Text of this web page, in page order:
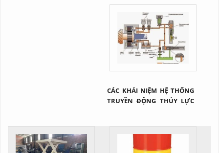
CÁC KHÁI NIỆM HỆ THỐNG
TRUYỀN ĐỘNG THỦY LỰC